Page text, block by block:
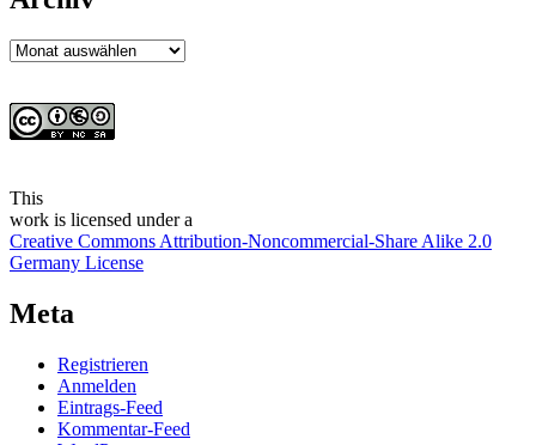
Archiv
This
work is licensed under a
Creative Commons Attribution-Noncommercial-Share Alike 2.0
Germany License
Meta
Registrieren
Anmelden
Eintrags-Feed
Kommentar-Feed